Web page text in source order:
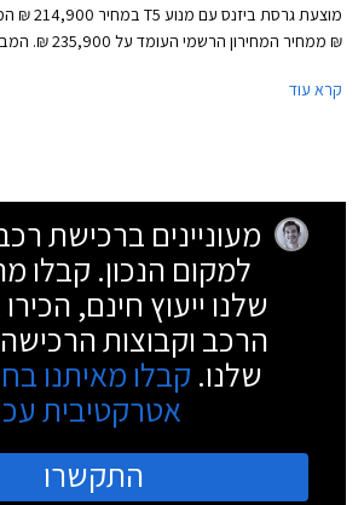
קרא עוד
מעוניינים ברכישת
למקום הנכון. קבלו
שלנו ייעוץ חינם,
הרכב וקבוצות
שלנו. קבלו מאיתנו
אטרקטיבית
התקשרו